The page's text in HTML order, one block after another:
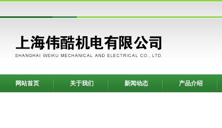
网站首页 关于我们 新闻动态 产品介绍